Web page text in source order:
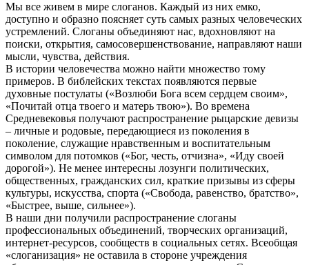
Мы все живем в мире слоганов. Каждый из них емко,
доступно и образно поясняет суть самых разных человеческих
устремлений. Слоганы объединяют нас, вдохновляют на
поиски, открытия, самосовершенствование, направляют наши
мысли, чувства, действия.
В истории человечества можно найти множество тому
примеров. В библейских текстах появляются первые
духовные постулаты («Возлюби Бога всем сердцем своим»,
«Почитай отца твоего и матерь твою»). Во времена
Средневековья получают распространение рыцарские девизы
– личные и родовые, передающиеся из поколения в
поколение, служащие нравственным и воспитательным
символом для потомков («Бог, честь, отчизна», «Иду своей
дорогой»). Не менее интересны лозунги политических,
общественных, гражданских сил, краткие призывы из сферы
культуры, искусства, спорта («Свобода, равенство, братство»,
«Быстрее, выше, сильнее»).
В наши дни получили распространение слоганы
профессиональных объединений, творческих организаций,
интернет-ресурсов, сообществ в социальных сетях. Всеобщая
«слоганизация» не оставила в стороне учреждения